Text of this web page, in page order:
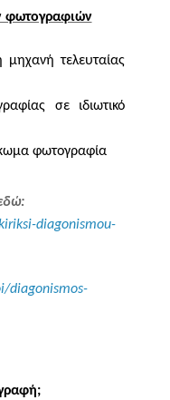
φωτογραφιών
τελευταίας
σε ιδιωτικό
φωτογραφία
-diagonismou-
diagonismos-